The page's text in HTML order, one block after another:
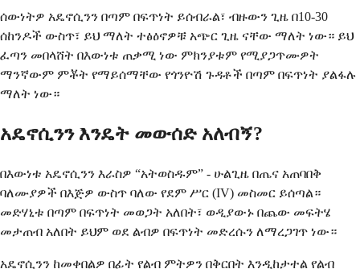
ሰውነትዎ አዴኖሲንን በጣም በፍጥነት ይሰብራል፣ ብዙውን ጊዜ በ10-30
ሰከንዶች ውስጥ፣ ይህ ማለት ተፅዕኖዎቹ አጭር ጊዜ ናቸው ማለት ነው። ይህ
ፈጣን መበላሸት በእውነቱ ጠቃሚ ነው ምክንያቱም የሚያጋጥሙዎት
ማንኛውም ምቾት የማይሰማቸው የጎንዮሽ ጉዳቶች በጣም በፍጥነት ያልፋሉ
ማለት ነው።
አዴኖሲንን እንዴት መውሰድ አለብኝ?
በእውነቱ አዴኖሲንን እራስዎ “አትወስዱም” - ሁልጊዜ በጤና አጠባበቅ
ባለሙያዎች በእጅዎ ውስጥ ባለው የደም ሥር (IV) መስመር ይሰጣል።
መድሃኒቱ በጣም በፍጥነት መወጋት አለበት፣ ወዲያውኑ በጨው መፍትሄ
መታጠብ አለበት ይህም ወደ ልብዎ በፍጥነት መድረሱን ለማረጋገጥ ነው።
አዴኖሲንን ከመቀበልዎ በፊት የልብ ምትዎን በቅርበት እንዲከታተል የልብ